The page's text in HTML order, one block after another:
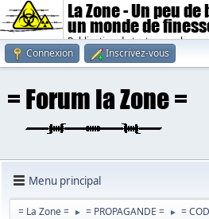
La Zone - Un peu
un monde de
Publication de textes sombres,
Connexion
Inscrivez-vous
Menu principal
= La Zone = ► = PROPAGANDE = ► =